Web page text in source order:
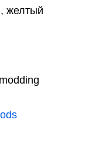
желтый